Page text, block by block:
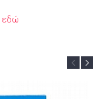
εδώ